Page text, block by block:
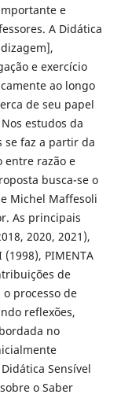
e
A Didática
e exercício
ao longo
de seu papel
estudos da
se faz a partir da
entre razão e
busca-se o
Michel Maffesoli
As principais
2020, 2021),
(1998), PIMENTA
de
processo de
reflexões,
no
Sensível
o Saber